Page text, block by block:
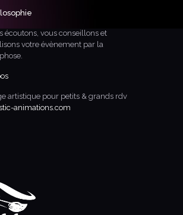
écoutons, vous conseillons et
votre évènement par la
artistique pour petits & grands rdv
animations.com